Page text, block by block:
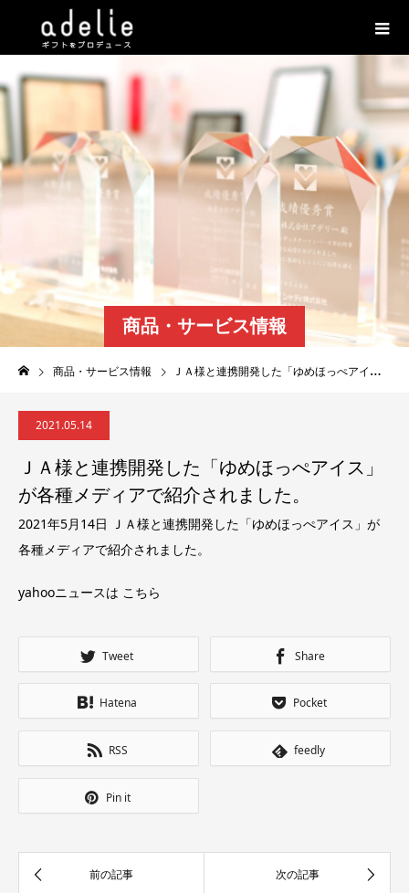
商品・サービス情報
商品・サービス情報 ＪＡ様と連携開発した「ゆめほっぺアイス」が各種メディアで紹介されました。
2021.05.14
ＪＡ様と連携開発した「ゆめほっぺアイス」
が各種メディアで紹介されました。
2021年5月14日 ＪＡ様と連携開発した「ゆめほっぺアイス」が
各種メディアで紹介されました。
yahooニュースは こちら
Tweet Share
Hatena Pocket
RSS feedly
Pin it